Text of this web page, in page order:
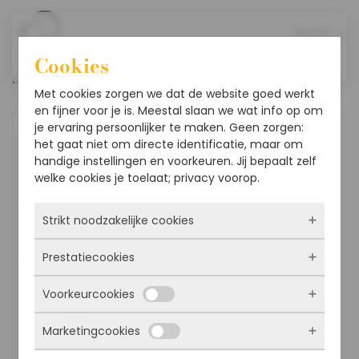
Home
Aanbieding!
Cookies
Met cookies zorgen we dat de website goed werkt
en fijner voor je is. Meestal slaan we wat info op om
je ervaring persoonlijker te maken. Geen zorgen:
het gaat niet om directe identificatie, maar om
handige instellingen en voorkeuren. Jij bepaalt zelf
welke cookies je toelaat; privacy voorop.
Strikt noodzakelijke cookies
Deze cookies zorgen ervoor dat de website
überhaupt werkt. Ze zijn dus altijd actief en
kunnen niet worden uitgezet. Meestal worden
ze alleen geplaatst als jij iets doet, zoals
inloggen, een formulier invullen of je
privacyvoorkeuren opslaan. Je kunt je browser
Prestatiecookies
Met deze cookies zien we hoe vaak onze site
bezocht wordt, waar bezoekers vandaan
komen en welke pagina’s populair zijn. Zo
kunnen we de website blijven verbeteren.
Voorkeurcookies
Deze cookies onthouden jouw voorkeuren.
Bijvoorbeeld taalkeuze of ingevulde gegevens.
Marketingcookies